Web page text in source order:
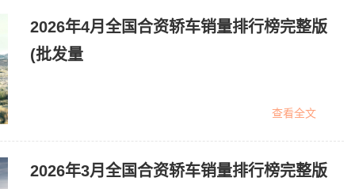
2026年4月全国合资轿车销量排行榜完整版
(批发量
查看全文
2026年3月全国合资轿车销量排行榜完整版